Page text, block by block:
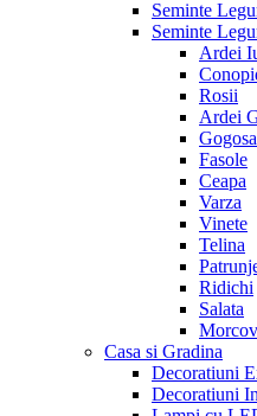
Seminte
Seminte
Ardei
Rosii
Ardei
Fasole
Ceapa
Varza
Vinete
Telina
Ridichi
Salata
Casa si Gradina
Decoratiuni
Decoratiuni